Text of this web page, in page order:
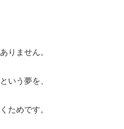
りません。
いう夢を、
ためです。